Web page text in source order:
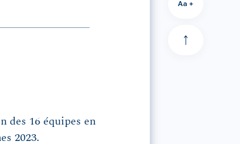
des 16 équipes en
2023.
Aa +